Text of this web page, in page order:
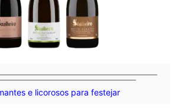
e licorosos para festejar